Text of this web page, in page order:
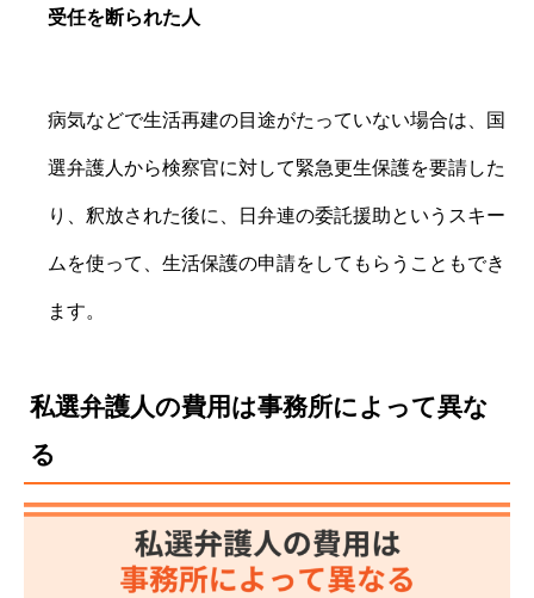
受任を断られた人
病気などで生活再建の目途がたっていない場合は、国
選弁護人から検察官に対して緊急更生保護を要請した
り、釈放された後に、日弁連の委託援助というスキー
ムを使って、生活保護の申請をしてもらうこともでき
ます。
私選弁護人の費用は事務所によって異な
る